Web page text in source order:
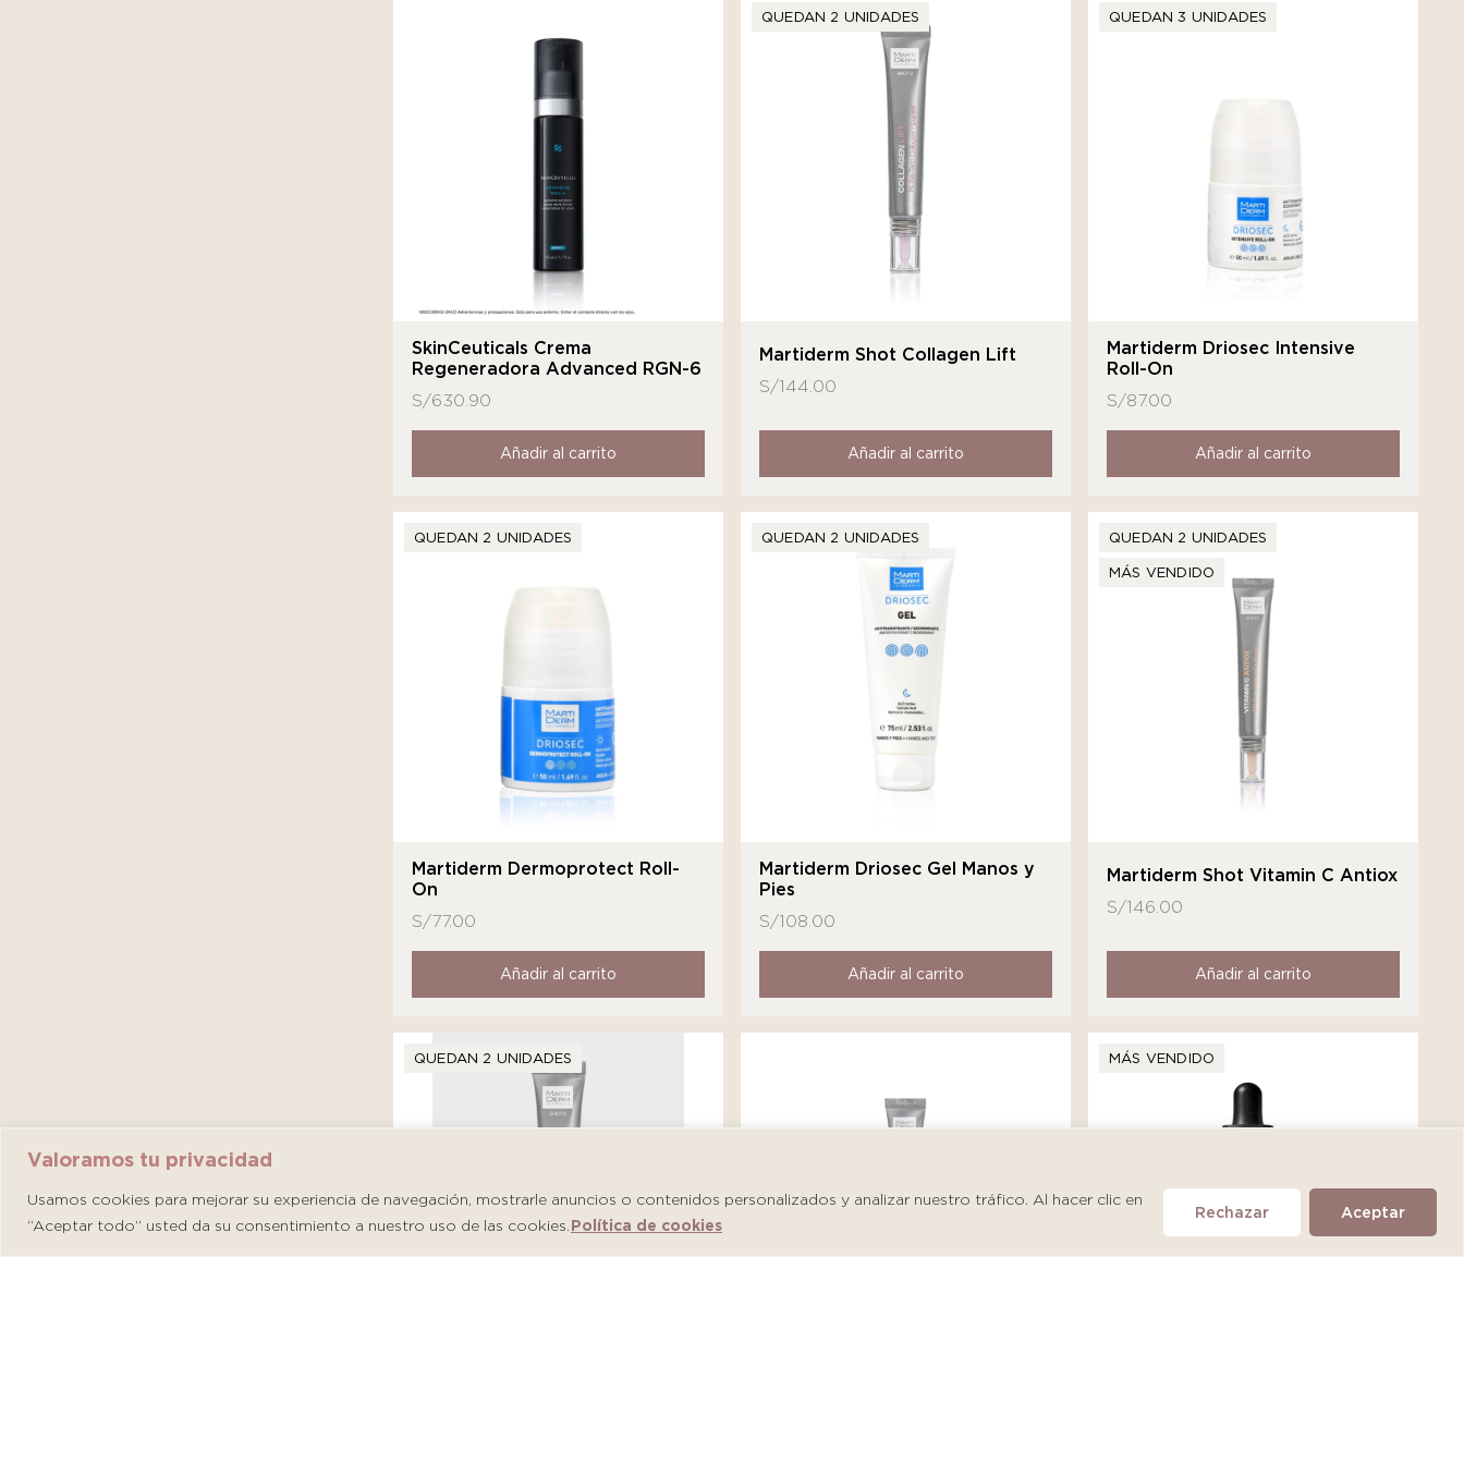
Valoramos tu privacidad
Usamos cookies para mejorar su experiencia de navegación, mostrarle anuncios o contenidos personalizados y analizar nuestro tráfico. Al hacer clic en
“Aceptar todo” usted da su consentimiento a nuestro uso de las cookies. Política de cookies
Rechazar Aceptar
SkinCeuticals Crema
Regeneradora Advanced RGN-6
S/630.90
Añadir al carrito
QUEDAN 2 UNIDADES
Martiderm Shot Collagen Lift
S/144.00
Añadir al carrito
QUEDAN 3 UNIDADES
Martiderm Driosec Intensive
Roll-On
S/87.00
Añadir al carrito
QUEDAN 2 UNIDADES
Martiderm Dermoprotect Roll-
On
S/77.00
Añadir al carrito
QUEDAN 2 UNIDADES
Martiderm Driosec Gel Manos y
Pies
S/108.00
Añadir al carrito
QUEDAN 2 UNIDADES
MÁS VENDIDO
Martiderm Shot Vitamin C Antiox
S/146.00
Añadir al carrito
QUEDAN 2 UNIDADES MÁS VENDIDO